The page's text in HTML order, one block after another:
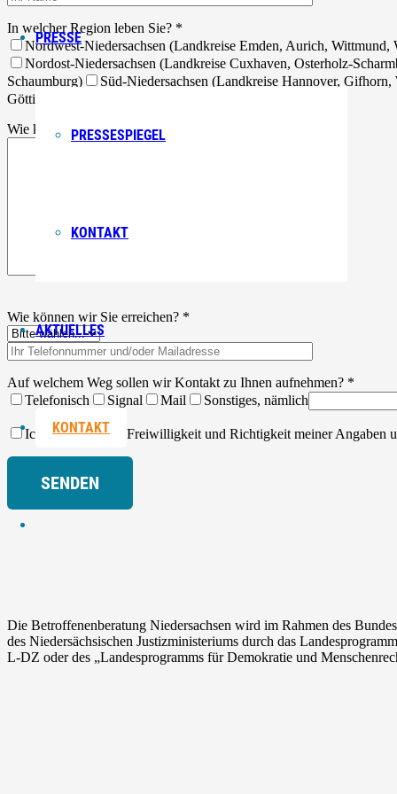
PRESSE
PRESSESPIEGEL
KONTAKT
AKTUELLES
KONTAKT
In welcher Region leben Sie? *
Nordwest-Niedersachsen (Landkreise Emden, Aurich,
Nordost-Niedersachsen (Landkreise Cuxhaven, Osterholz-
Schaumburg)
Süd-Niedersachsen (Landkreise Hannover,
Göttingen )
Wie können wir Ihnen helfen?
Wie können wir Sie erreichen? *
Auf welchem Weg sollen wir Kontakt zu Ihnen aufnehmen? *
Telefonisch
Signal Mail Sonstiges, nämlich
Ich versichere die Freiwilligkeit und Richtigkeit meiner Angaben
Die Betroffenenberatung Niedersachsen wird im Rahmen des
des Niedersächsischen Justizministeriums durch das
L-DZ oder des „Landesprogramms für Demokratie und